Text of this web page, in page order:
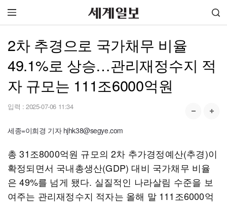
2차 추경으로 국가채무 비율
49.1%로 상승…관리재정수지 적
자 규모는 111조6000억원
입력 : 2025-07-06 11:34
세종=이희경 기자 hjhk38@segye.com
총 31조8000억원 규모의 2차 추가경정예산(추경)이
확정되면서 국내총생산(GDP) 대비 국가채무 비율
은 49%를 넘게 됐다. 실질적인 나라살림 수준을 보
여주는 관리재정수지 적자는 올해 말 111조6000억